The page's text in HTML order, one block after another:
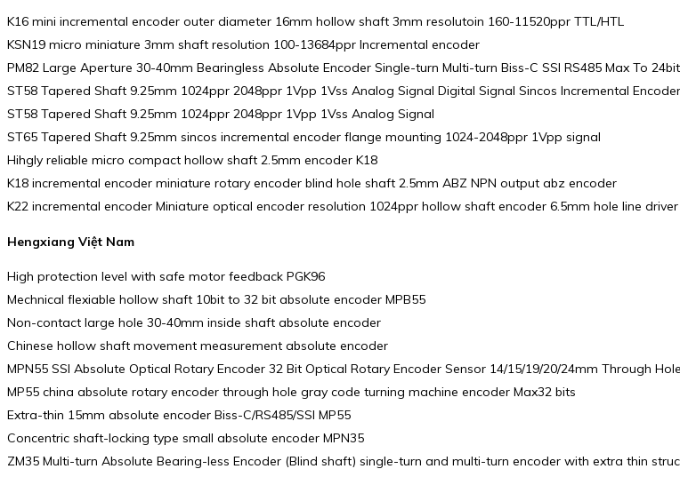
K16 mini incremental encoder outer diameter 16mm hollow shaft 3mm resolutoin 160-11520ppr TTL/HTL
KSN19 micro miniature 3mm shaft resolution 100-13684ppr Incremental encoder
PM82 Large Aperture 30-40mm Bearingless Absolute Encoder Single-turn Multi-turn Biss-C SSI RS485 Max To 24bit
ST58 Tapered Shaft 9.25mm 1024ppr 2048ppr 1Vpp 1Vss Analog Signal Digital Signal Sincos Incremental
ST58 Tapered Shaft 9.25mm 1024ppr 2048ppr 1Vpp 1Vss Analog Signal
ST65 Tapered Shaft 9.25mm sincos incremental encoder flange mounting 1024-2048ppr 1Vpp signal
Hihgly reliable micro compact hollow shaft 2.5mm encoder K18
K18 incremental encoder miniature rotary encoder blind hole shaft 2.5mm ABZ NPN output abz encoder
K22 incremental encoder Miniature optical encoder resolution 1024ppr hollow shaft encoder 6.5mm hole line
Hengxiang Việt Nam
High protection level with safe motor feedback PGK96
Mechnical flexiable hollow shaft 10bit to 32 bit absolute encoder MPB55
Non-contact large hole 30-40mm inside shaft absolute encoder
Chinese hollow shaft movement measurement absolute encoder
MPN55 SSI Absolute Optical Rotary Encoder 32 Bit Optical Rotary Encoder Sensor 14/15/19/20/24mm Through Hole
MP55 china absolute rotary encoder through hole gray code turning machine encoder Max32 bits
Extra-thin 15mm absolute encoder Biss-C/RS485/SSI MP55
Concentric shaft-locking type small absolute encoder MPN35
ZM35 Multi-turn Absolute Bearing-less Encoder (Blind shaft) single-turn and multi-turn encoder with extra thin